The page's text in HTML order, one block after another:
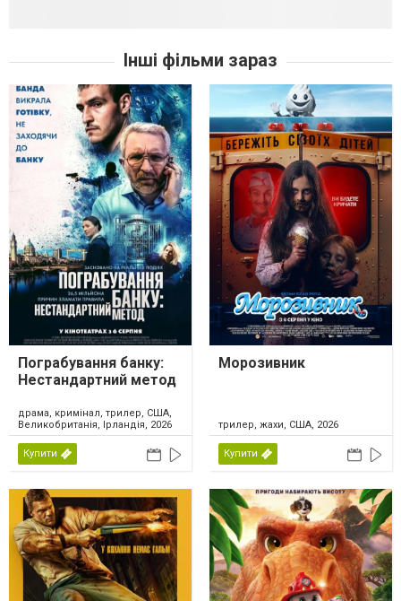
Інші фільми зараз
Пограбування банку:
Нестандартний метод
драма, кримінал, трилер, США,
Великобританія, Ірландія, 2026
Купити
Морозивник
трилер, жахи, США, 2026
Купити